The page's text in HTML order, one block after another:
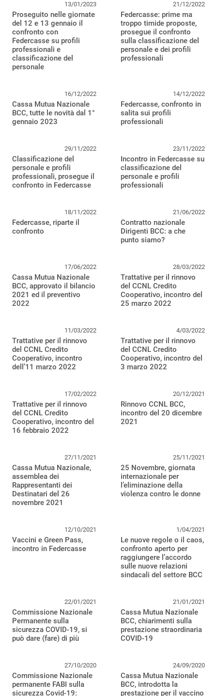
13/01/2023
Proseguito nelle giornate
del 12 e 13 gennaio il
confronto con
Federcasse su profili
professionali e
classificazione del
personale
21/12/2022
Federcasse: prime ma
troppo timide proposte,
prosegue il confronto
sulla classificazione del
personale e dei profili
professionali
16/12/2022
Cassa Mutua Nazionale
BCC, tutte le novità dal 1°
gennaio 2023
14/12/2022
Federcasse, confronto in
salita sui profili
professionali
29/11/2022
Classificazione del
personale e profili
professionali, prosegue il
confronto in Federcasse
23/11/2022
Incontro in Federcasse su
classificazione del
personale e profili
professionali
18/11/2022
Federcasse, riparte il
confronto
21/06/2022
Contratto nazionale
Dirigenti BCC: a che
punto siamo?
17/06/2022
Cassa Mutua Nazionale
BCC, approvato il bilancio
2021 ed il preventivo
2022
28/03/2022
Trattative per il rinnovo
del CCNL Credito
Cooperativo, incontro del
25 marzo 2022
11/03/2022
Trattative per il rinnovo
del CCNL Credito
Cooperativo, incontro
dell’11 marzo 2022
4/03/2022
Trattative per il rinnovo
del CCNL Credito
Cooperativo, incontro del
3 marzo 2022
17/02/2022
Trattative per il rinnovo
del CCNL Credito
Cooperativo, incontro del
16 febbraio 2022
20/12/2021
Rinnovo CCNL BCC,
incontro del 20 dicembre
2021
27/11/2021
Cassa Mutua Nazionale,
assemblea dei
Rappresentanti dei
Destinatari del 26
novembre 2021
25/11/2021
25 Novembre, giornata
internazionale per
l’eliminazione della
violenza contro le donne
12/10/2021
Vaccini e Green Pass,
incontro in Federcasse
1/04/2021
Le nuove regole o il caos,
confronto aperto per
raggiungere l’accordo
sulle nuove relazioni
sindacali del settore BCC
22/01/2021
Commissione Nazionale
Permanente sulla
sicurezza COVID-19, si
può dare (fare) di più
21/01/2021
Cassa Mutua Nazionale
BCC, chiarimenti sulla
prestazione straordinaria
COVID-19
27/10/2020
Commissione Nazionale
permanente FABI sulla
sicurezza Covid-19:
24/09/2020
Cassa Mutua Nazionale
BCC, introdotta la
prestazione per il vaccino